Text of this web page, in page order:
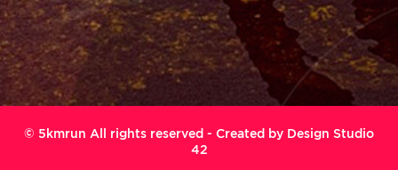
© 5kmrun All rights reserved - Created by Design Studio
42